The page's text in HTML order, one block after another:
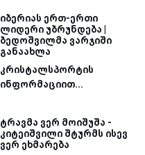
იბერიას ერთ-ერთი
ლიდერი უბრუნდება |
ბედოშვილმა ვარჯიში
განაახლა
კრისტალსპორტის
ინფორმაციით...
ტრავმა ვერ მოიშუშა -
კიტეიშვილი შტურმს ისევ
ვერ ეხმარება